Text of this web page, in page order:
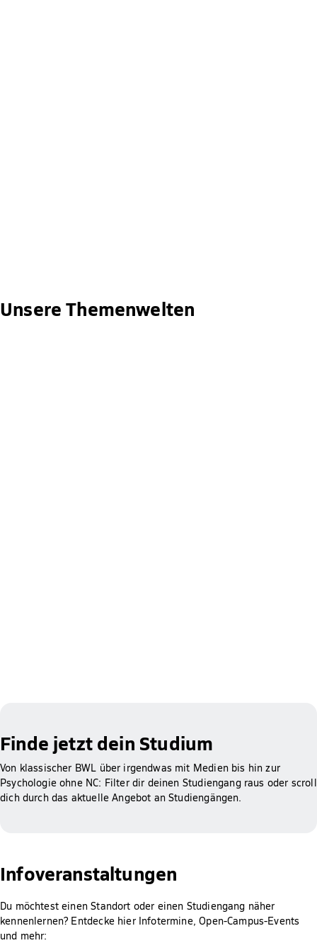
Unsere Themenwelten
Finde jetzt dein Studium
Von klassischer BWL über irgendwas mit Medien bis hin zur
Psychologie ohne NC: Filter dir deinen Studiengang raus oder scroll
dich durch das aktuelle Angebot an Studiengängen.
Infoveranstaltungen
Du möchtest einen Standort oder einen Studiengang näher
kennenlernen? Entdecke hier Infotermine, Open-Campus-Events
und mehr: